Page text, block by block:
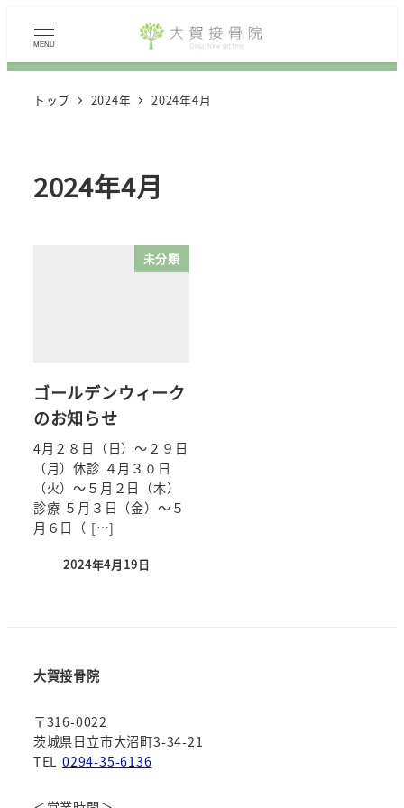
MENU
トップ 2024年 2024年4月
2024年4月
未分類
ゴールデンウィーク
のお知らせ
4月２８日（日）～２９日
（月）休診 ４月３０日
（火）～５月２日（木）
診療 ５月３日（金）～５
月６日（ […]
2024年4月19日
大賀接骨院
〒316-0022
茨城県日立市大沼町3-34-21
TEL 0294-35-6136